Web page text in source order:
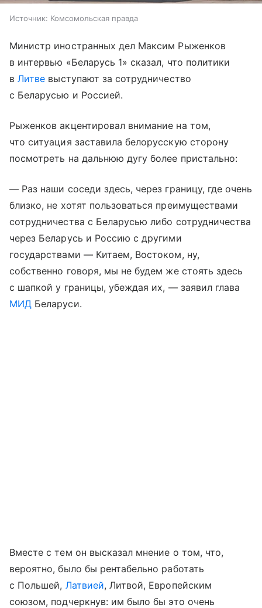
Источник: Комсомольская правда
Министр иностранных дел Максим Рыженков
в интервью «Беларусь 1» сказал, что политики
вЛитве выступают за сотрудничество
с Беларусью и Россией.
Рыженков акцентировал внимание на том,
что ситуация заставила белорусскую сторону
посмотреть на дальнюю дугу более пристально:
— Раз наши соседи здесь, через границу, где очень
близко, не хотят пользоваться преимуществами
сотрудничества с Беларусью либо сотрудничества
через Беларусь и Россию с другими
государствами — Китаем, Востоком, ну,
собственно говоря, мы не будем же стоять здесь
с шапкой у границы, убеждая их, — заявил глава
МИД Беларуси.
Вместе с тем он высказал мнение о том, что,
вероятно, было бы рентабельно работать
с Польшей, Латвией, Литвой, Европейским
союзом, подчеркнув: им было бы это очень